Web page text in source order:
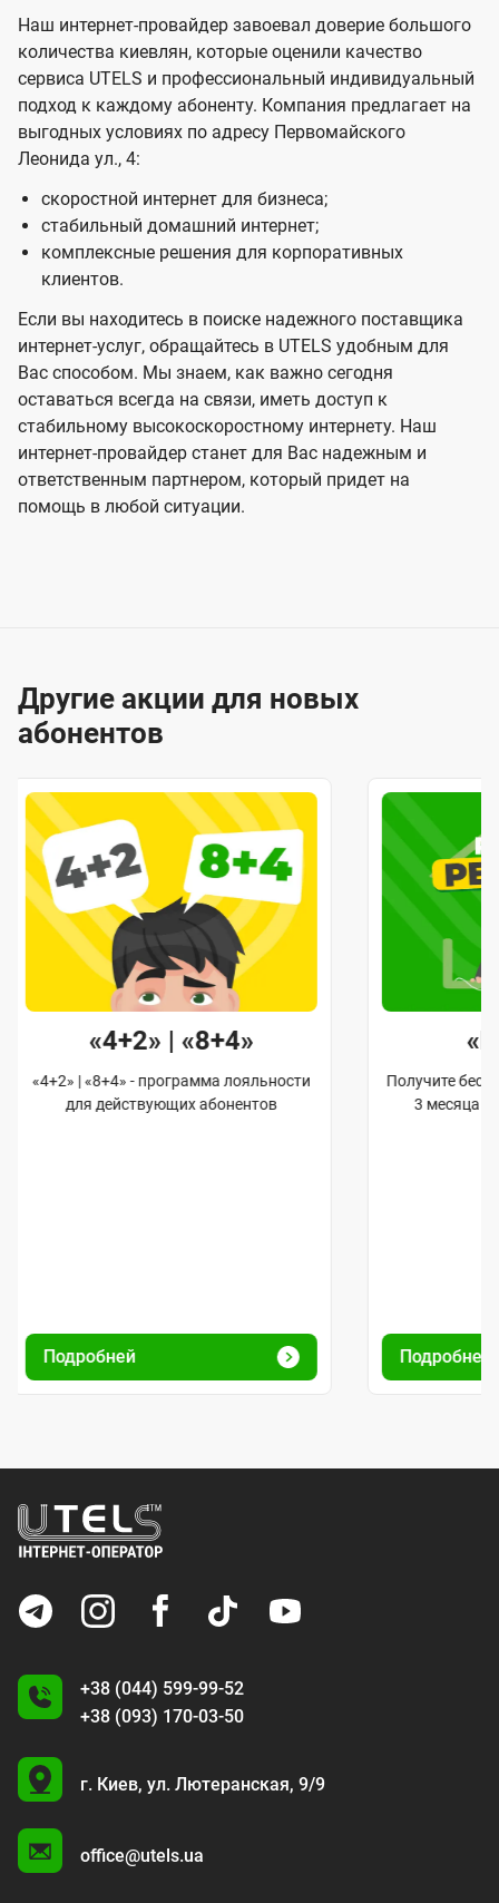
Наш интернет-провайдер завоевал доверие большого
количества киевлян, которые оценили качество
сервиса UTELS и профессиональный индивидуальный
подход к каждому абоненту. Компания предлагает на
выгодных условиях по адресу Первомайского
Леонида ул., 4:
скоростной интернет для бизнеса;
стабильный домашний интернет;
комплексные решения для корпоративных
клиентов.
Если вы находитесь в поиске надежного поставщика
интернет-услуг, обращайтесь в UTELS удобным для
Вас способом. Мы знаем, как важно сегодня
оставаться всегда на связи, иметь доступ к
стабильному высокоскоростному интернету. Наш
интернет-провайдер станет для Вас надежным и
ответственным партнером, который придет на
помощь в любой ситуации.
Другие акции для новых
абонентов
«4+2» | «8+4»
«4+2» | «8+4» - программа лояльности
для действующих абонентов
Подробней
Получите
3 месяца
Подробней
+38 (044) 599-99-52
+38 (093) 170-03-50
U
г. Киев, ул. Лютеранская, 9/9
office@utels.ua